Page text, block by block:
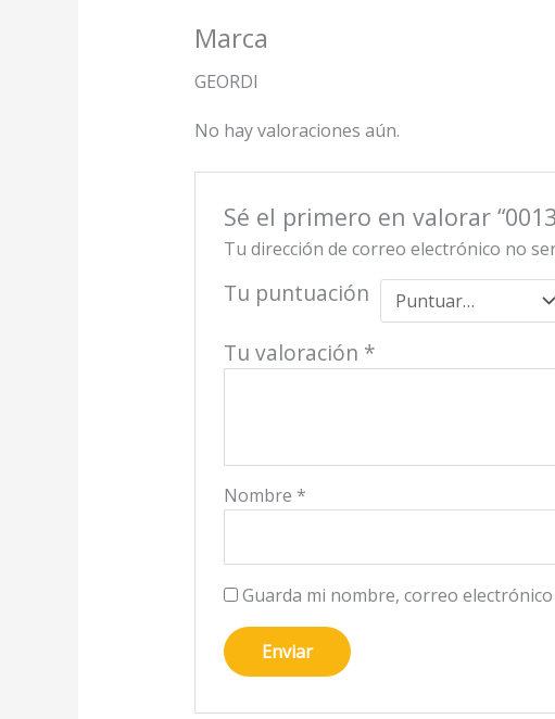
Marca
GEORDI
No hay valoraciones aún.
Sé el primero en valorar
Tu dirección de correo electrónico no
Tu puntuación
Tu valoración *
Nombre *
Guarda mi nombre, correo